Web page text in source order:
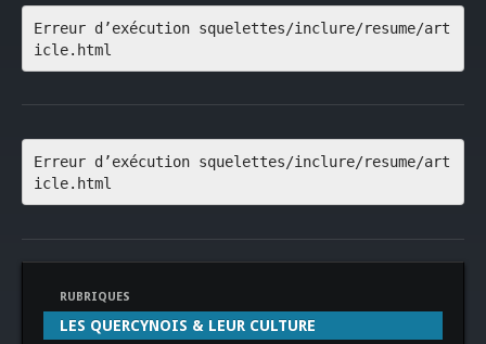
Erreur d’exécution squelettes/inclure/resume/art
icle.html
Erreur d’exécution squelettes/inclure/resume/art
icle.html
RUBRIQUES
LES QUERCYNOIS & LEUR CULTURE